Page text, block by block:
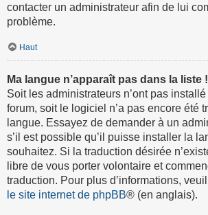
contacter un administrateur afin de lui
problème.
Haut
Ma langue n’apparaît pas dans la liste !
Soit les administrateurs n’ont pas
forum, soit le logiciel n’a pas encore été
langue. Essayez de demander à un
s’il est possible qu’il puisse installer la
souhaitez. Si la traduction désirée
libre de vous porter volontaire et
traduction. Pour plus d’informations,
le site internet de phpBB® (en anglais).